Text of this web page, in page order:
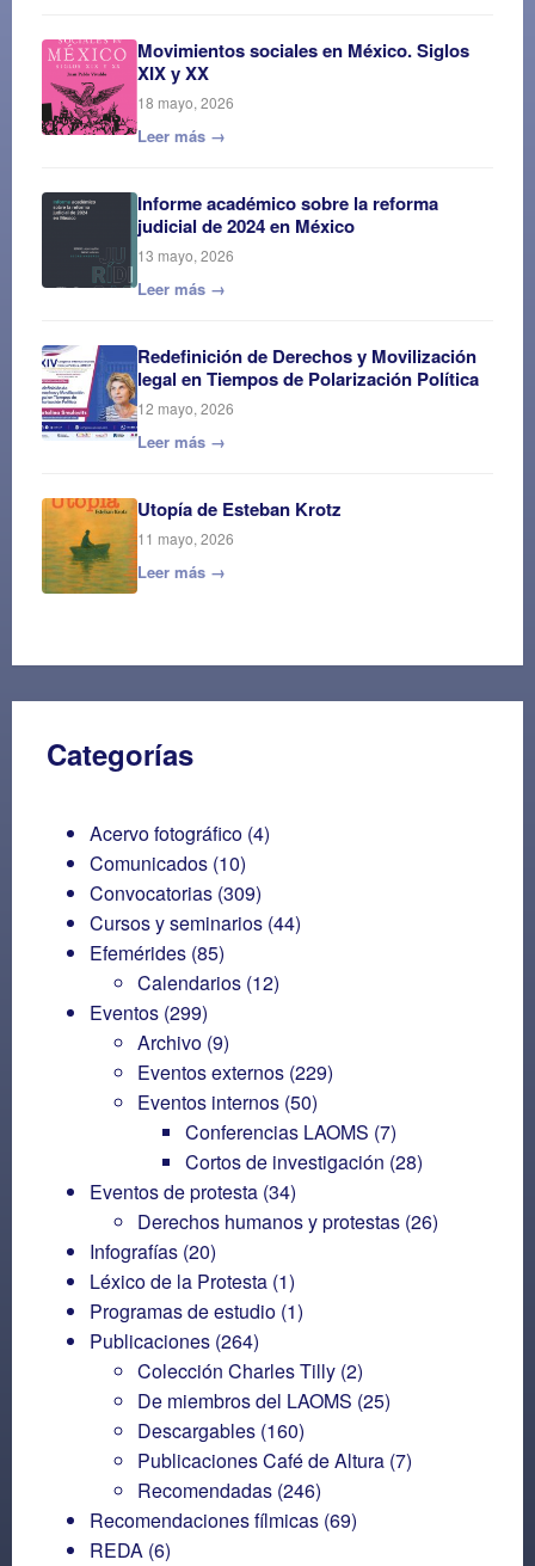
Movimientos sociales en México. Siglos
XIX y XX
18 mayo, 2026
Leer más →
Informe académico sobre la reforma
judicial de 2024 en México
13 mayo, 2026
Leer más →
Redefinición de Derechos y Movilización
legal en Tiempos de Polarización Política
12 mayo, 2026
Leer más →
Utopía de Esteban Krotz
11 mayo, 2026
Leer más →
Categorías
Acervo fotográfico (4)
Comunicados (10)
Convocatorias (309)
Cursos y seminarios (44)
Efemérides (85)
Calendarios (12)
Eventos (299)
Archivo (9)
Eventos externos (229)
Eventos internos (50)
Conferencias LAOMS (7)
Cortos de investigación (28)
Eventos de protesta (34)
Derechos humanos y protestas (26)
Infografías (20)
Léxico de la Protesta (1)
Programas de estudio (1)
Publicaciones (264)
Colección Charles Tilly (2)
De miembros del LAOMS (25)
Descargables (160)
Publicaciones Café de Altura (7)
Recomendadas (246)
Recomendaciones fílmicas (69)
REDA (6)